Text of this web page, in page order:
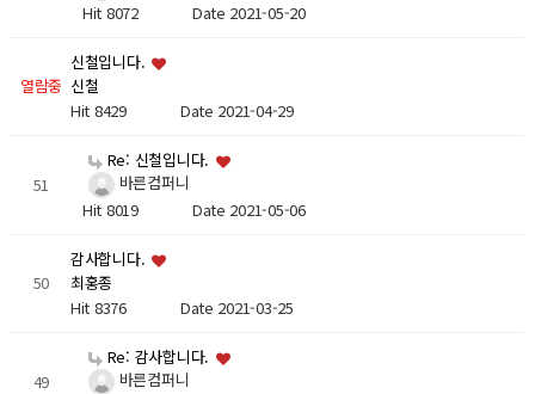
Hit 8072 Date 2021-05-20
열람중
신철입니다.
신철
Hit 8429 Date 2021-04-29
51
Re: 신철입니다.
바른컴퍼니
Hit 8019 Date 2021-05-06
50
감사합니다.
최홍종
Hit 8376 Date 2021-03-25
49
Re: 감사합니다.
바른컴퍼니